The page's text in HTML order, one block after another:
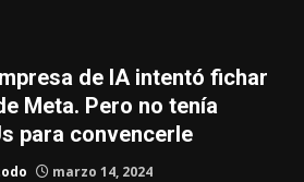
de IA intentó fichar
Meta. Pero no tenía
para convencerle
marzo 14, 2024